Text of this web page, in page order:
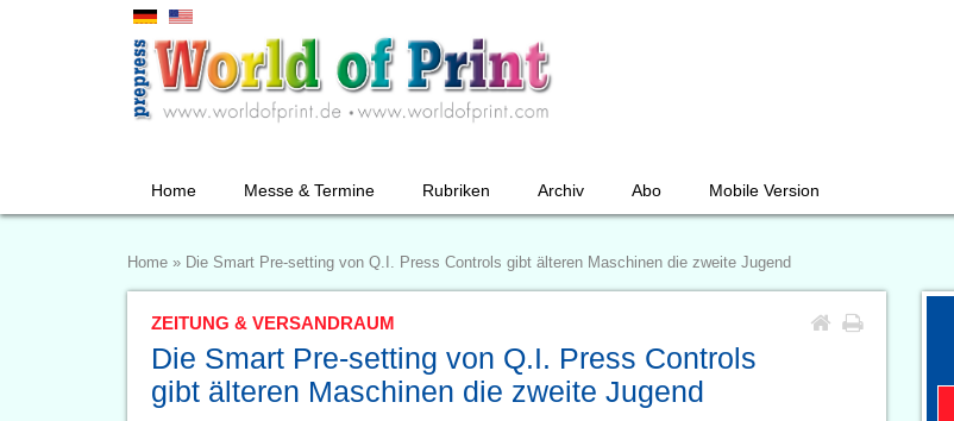
Home Messe & Termine Rubriken Archiv Abo Mobile Version
Home » Die Smart Pre-setting von Q.I. Press Controls gibt älteren Maschinen die zweite Jugend
ZEITUNG & VERSANDRAUM
Die Smart Pre-setting von Q.I. Press Controls
gibt älteren Maschinen die zweite Jugend